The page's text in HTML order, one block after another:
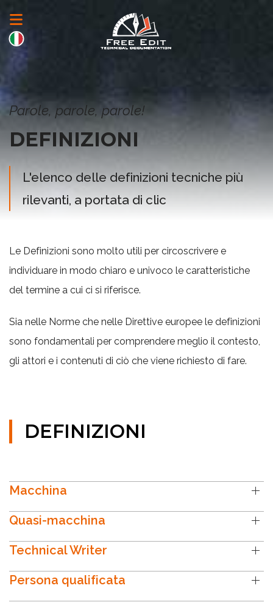
Parole, parole, parole!
DEFINIZIONI
L'elenco delle definizioni tecniche più
rilevanti, a portata di clic
Le Definizioni sono molto utili per circoscrivere e
individuare in modo chiaro e univoco le caratteristiche
del termine a cui ci si riferisce.
Sia nelle Norme che nelle Direttive europee le definizioni
sono fondamentali per comprendere meglio il contesto,
gli attori e i contenuti di ciò che viene richiesto di fare.
DEFINIZIONI
Macchina
Quasi-macchina
Technical Writer
Persona qualificata